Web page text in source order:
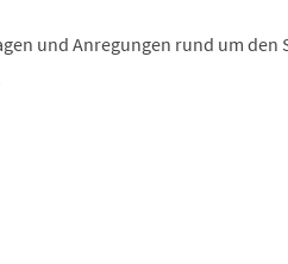
und Anregungen rund um den